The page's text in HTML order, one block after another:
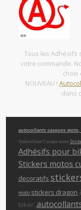
Tous les Adhésifs
votre commande.
choix
NOUVEAU !
dans
autocollants casques moto,
Autocollant Casque moto
Adhésifs pour
Stickers motos
decoratifs,
moto,stickers dragon,
biker ,